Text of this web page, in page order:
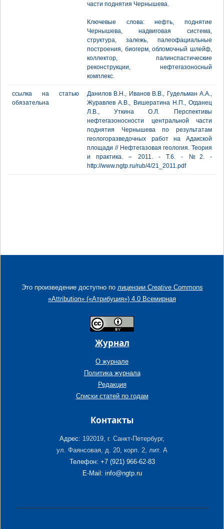
части поднятия Чернышева.
Ключевые слова: нефть, поднятие
Чернышева, надвиговая система,
структура, залежь, палеофациальные
построения, биогерм, обломочный шлейф,
коллектор, палинспастические
реконструкции, нефтегазоносный
комплекс.
ссылка на статью
обязательна
Данилов В.Н., Иванов В.В., Гудельман А.А.,
Журавлев А.В., Вишератина Н.П., Огданец
Л.В., Уткина О.Л. Перспективы
нефтегазоносности центральной части
поднятия Чернышева по результатам
геологоразведочных работ на Адакской
площади // Нефтегазовая геология. Теория
и практика. – 2011. - Т.6. - №2. -
http://www.ngtp.ru/rub/4/21_2011.pdf
Это произведение доступно по лицензии Creative Commons
«Attribution» («Атрибуция») 4.0 Всемирная
Журнал
О журнале
Политика журнала
Редакция
Списки статей по годам
Контакты
Адрес: 192019, г. Санкт-Петербург,
ул. Фаянсовая, д. 20, корп. 2, лит. А
Телефон: +7 (921) 966-62-83
E-Mail: info@ngtp.ru